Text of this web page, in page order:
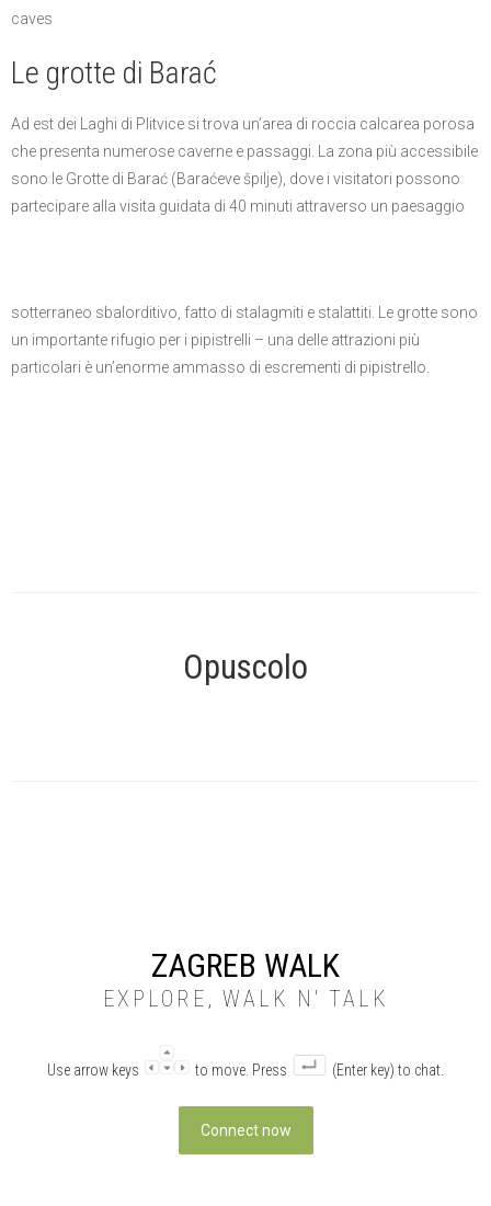
caves
Le grotte di Barać
Ad est dei Laghi di Plitvice si trova un’area di roccia calcarea porosa
che presenta numerose caverne e passaggi. La zona più accessibile
sono le Grotte di Barać (Baraćeve špilje), dove i visitatori possono
partecipare alla visita guidata di 40 minuti attraverso un paesaggio
sotterraneo sbalorditivo, fatto di stalagmiti e stalattiti. Le grotte sono
un importante rifugio per i pipistrelli – una delle attrazioni più
particolari è un’enorme ammasso di escrementi di pipistrello.
Opuscolo
ZAGREB WALK
EXPLORE, WALK N' TALK
Use arrow keys to move. Press (Enter key) to chat.
Connect now